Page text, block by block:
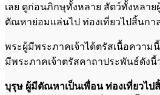
เลย ดูก่อนภิกษุทั้งหลาย สัตว์ทั้งหลา
ตัณหาย่อมแล่นไป ท่องเที่ยวไปสิ้นกา
พระผู้มีพระภาคเจ้าได้ตรัสเนื้อความ
มีพระภาคเจ้าตรัสคาถาประพันธ์ดังนี้
บุรุษ ผู้มีตัณหาเป็นเพื่อน ท่องเที่ยวไ